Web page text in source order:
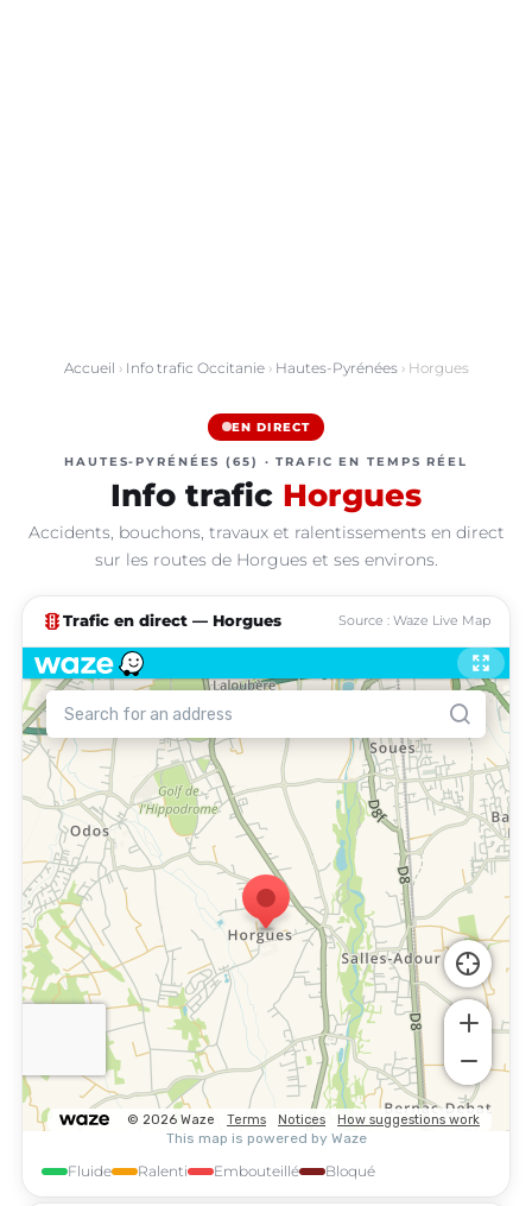
Accueil › Info trafic Occitanie› Hautes-Pyrénées› Horgues
EN DIRECT
HAUTES-PYRÉNÉES (65) · TRAFIC EN TEMPS RÉEL
Info trafic Horgues
Accidents, bouchons, travaux et ralentissements en direct
sur les routes de Horgues et ses environs.
traffic Trafic en direct — Horgues Source : Waze Live Map
Fluide Ralenti Embouteillé Bloqué